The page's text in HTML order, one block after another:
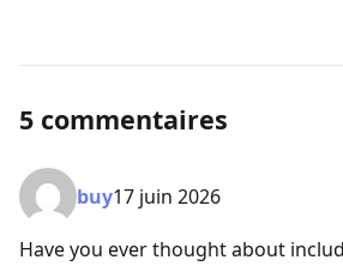
5 commentaires
buy17 juin 2026
Have you ever thought about